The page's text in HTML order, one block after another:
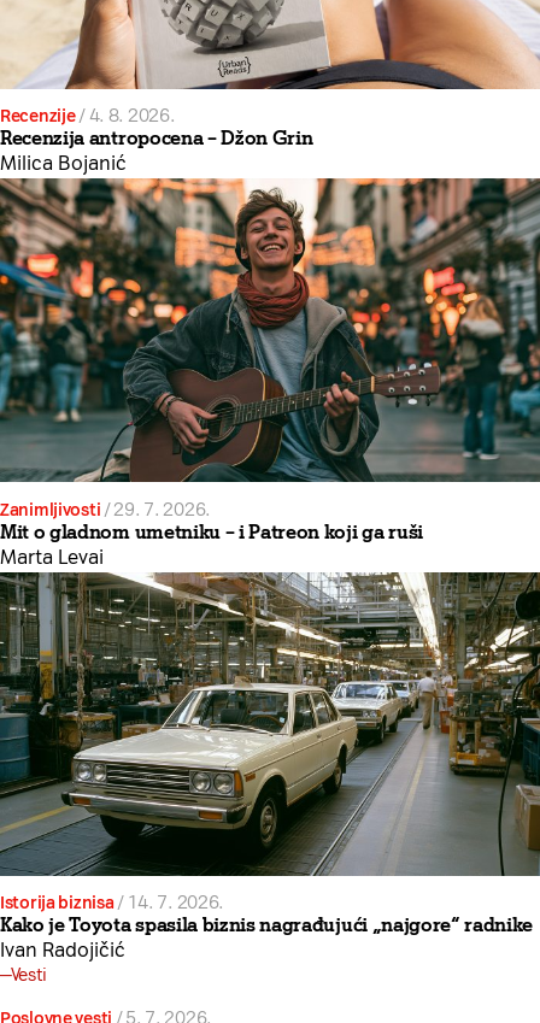
Recenzije/4. 8. 2026.
Recenzija antropocena – Džon Grin
Milica Bojanić
Zanimljivosti /29. 7. 2026.
Mit o gladnom umetniku – i Patreon koji ga ruši
Marta Levai
Istorija biznisa / 14. 7. 2026.
Kako je Toyota spasila biznis nagrađujući „najgore“ radnike
Ivan Radojičić
Vesti
Poslovne vesti /5. 7. 2026.